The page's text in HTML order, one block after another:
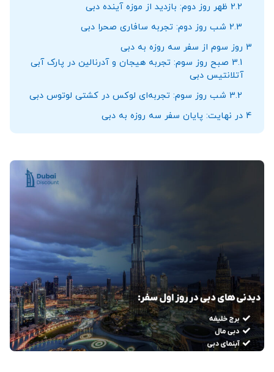
2.2 ظهر روز دوم: بازدید از موزه آینده دبی
2.3 شب روز دوم: تجربه سافاری صحرا دبی
3 روز سوم از سفر سه روزه به دبی
3.1 صبح روز سوم: تجربه هیجان و آدرنالین در پارک آبی
آتلانتیس دبی
3.2 شب روز سوم: تجربه‌ای لوکس در کشتی لوتوس دبی
4 در نهایت: پایان سفر سه روزه به دبی